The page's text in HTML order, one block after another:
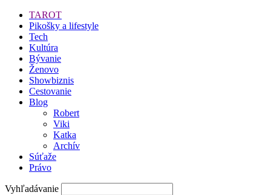
TAROT
Pikošky a lifestyle
Tech
Kultúra
Bývanie
Ženovo
Showbiznis
Cestovanie
Blog
Robert
Viki
Katka
Archív
Súťaže
Právo
Vyhľadávanie